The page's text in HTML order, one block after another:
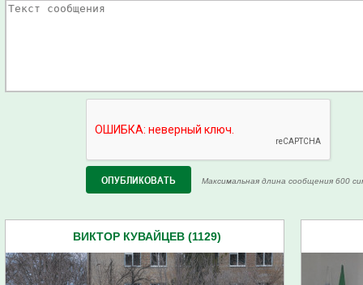
Максимальная длина сообщения 600
ВИКТОР КУВАЙЦЕВ (1129)